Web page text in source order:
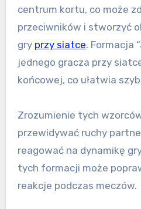
centrum kortu, co może
przeciwników i stworzyć
gry przy siatce. Formacja
jednego gracza przy
końcowej, co ułatwia
Zrozumienie tych
przewidywać ruchy
reagować na dynamikę
tych formacji może
reakcje podczas meczów.